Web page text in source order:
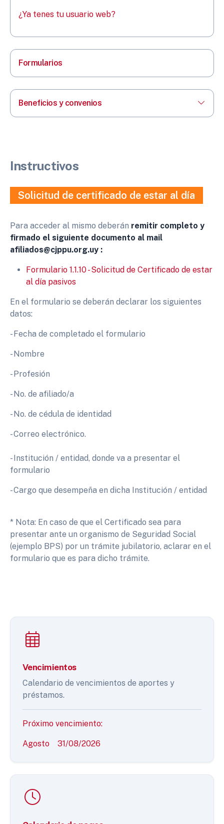
¿Ya tenes tu usuario web?
Formularios
Beneficios y convenios
Instructivos
Solicitud de certificado de estar al día
Para acceder al mismo deberán remitir completo y
firmado el siguiente documento al mail
afiliados@cjppu.org.uy :
Formulario 1.1.10 - Solicitud de Certificado de estar
al día pasivos
En el formulario se deberán declarar los siguientes
datos:
- Fecha de completado el formulario
- Nombre
- Profesión
- No. de afiliado/a
- No. de cédula de identidad
- Correo electrónico.
- Institución / entidad, donde va a presentar el
formulario
- Cargo que desempeña en dicha Institución / entidad
* Nota: En caso de que el Certificado sea para
presentar ante un organismo de Seguridad Social
(ejemplo BPS) por un trámite jubilatorio, aclarar en el
formulario que es para dicho trámite.
Vencimientos
Calendario de vencimientos de aportes y
préstamos.
Próximo vencimiento:
Agosto 31/08/2026